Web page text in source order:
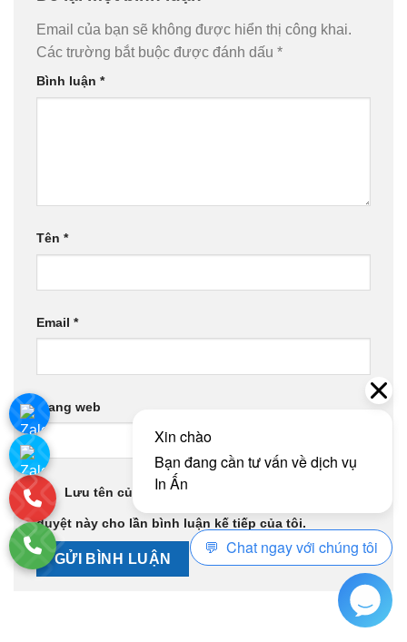
Email của bạn sẽ không được hiển thị công khai.
Các trường bắt buộc được đánh dấu *
Bình luận *
Tên *
Email *
Trang web
Lưu tên của tôi, email, và trang web trong trình
duyệt này cho lần bình luận kế tiếp của tôi.